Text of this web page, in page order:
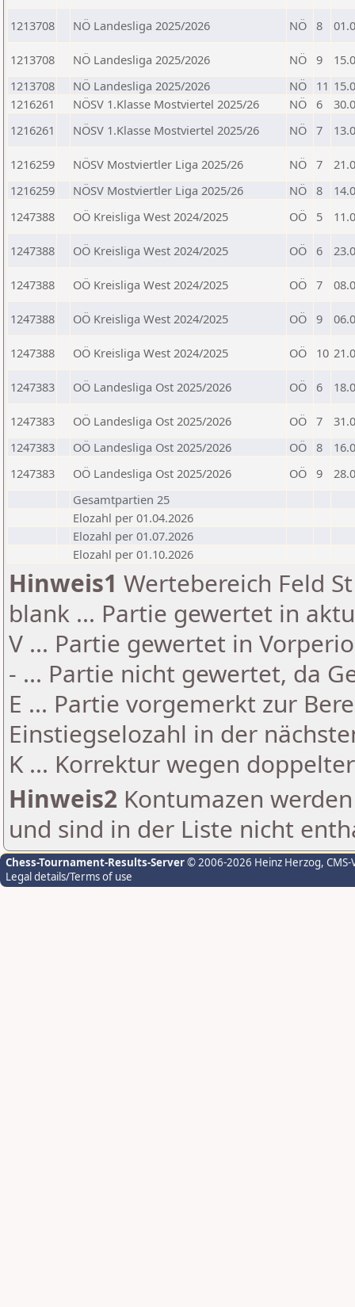
1213708 NÖ Landesliga 2025/2026 NÖ 8
1213708 NÖ Landesliga 2025/2026 NÖ 9
1213708
NÖ Landesliga 2025/2026 NÖ 11
1216261
NÖSV 1.Klasse Mostviertel 2025/26 NÖ 6
1216261
NÖSV 1.Klasse Mostviertel 2025/26 NÖ 7
1216259 NÖSV Mostviertler Liga 2025/26 NÖ 7
1216259
NÖSV Mostviertler Liga 2025/26 NÖ 8
1247388
OÖ Kreisliga West 2024/2025 OÖ 5
1247388 OÖ Kreisliga West 2024/2025 OÖ 6
1247388 OÖ Kreisliga West 2024/2025 OÖ 7
1247388 OÖ Kreisliga West 2024/2025 OÖ 9
1247388 OÖ Kreisliga West 2024/2025 OÖ 10
1247383 OÖ Landesliga Ost 2025/2026 OÖ 6
1247383 OÖ Landesliga Ost 2025/2026 OÖ 7
1247383
OÖ Landesliga Ost 2025/2026 OÖ 8
1247383
OÖ Landesliga Ost 2025/2026 OÖ 9
Gesamtpartien 25
Elozahl per 01.04.2026
Elozahl per 01.07.2026
Elozahl per 01.10.2026
Hinweis1 Wertebereich Feld
blank ... Partie gewertet in
V ... Partie gewertet in
- ... Partie nicht gewertet, da
E ... Partie vorgemerkt zur
Einstiegselozahl in der
K ... Korrektur wegen
Hinweis2 Kontumazen
und sind in der Liste nicht
Chess-Tournament-Results-Server© 2006-2026 Heinz Herzog,
Legal details/Terms of use